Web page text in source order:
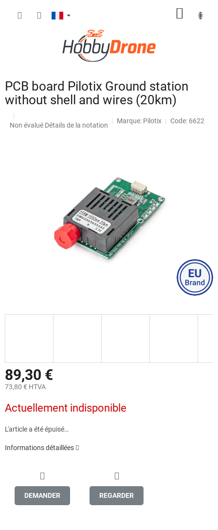
PCB board Pilotix Ground station
without shell and wires (20km)
L'évaluation
Non évalué Détails de la notation
Marque: Pilotix Code: 6622
89,30 €
73,80 € HTVA
de
mesure:
Actuellement indisponible
L'article a été épuisé…
Informations détaillées
DEMANDER REGARDER